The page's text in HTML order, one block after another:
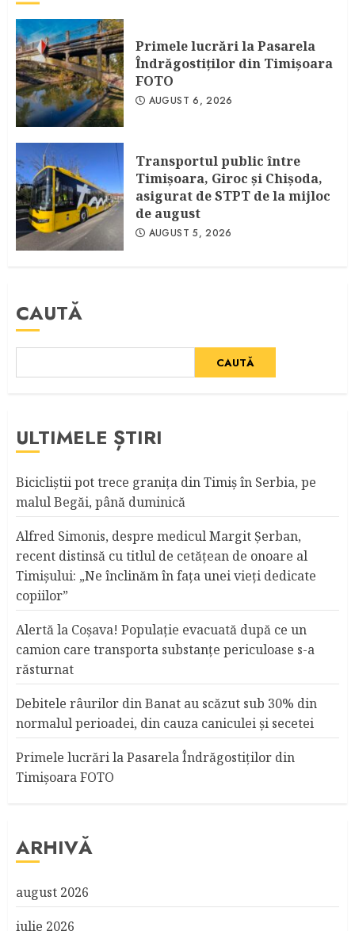
Primele lucrări la Pasarela
Îndrăgostiţilor din Timişoara
FOTO
AUGUST 6, 2026
Transportul public între
Timişoara, Giroc şi Chişoda,
asigurat de STPT de la mijloc
de august
AUGUST 5, 2026
CAUTĂ
CAUTĂ
ULTIMELE ȘTIRI
Bicicliştii pot trece graniţa din Timiş în Serbia, pe
malul Begăi, până duminică
Alfred Simonis, despre medicul Margit Şerban,
recent distinsă cu titlul de cetățean de onoare al
Timişului: „Ne înclinăm în fața unei vieți dedicate
copiilor”
Alertă la Coşava! Populaţie evacuată după ce un
camion care transporta substanţe periculoase s-a
răsturnat
Debitele râurilor din Banat au scăzut sub 30% din
normalul perioadei, din cauza caniculei şi secetei
Primele lucrări la Pasarela Îndrăgostiţilor din
Timişoara FOTO
ARHIVĂ
august 2026
iulie 2026